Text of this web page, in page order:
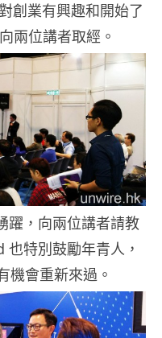
創業有興趣和開始了
兩位講者取經。
，向兩位講者請教
特別鼓勵年青人，
機會重新來過。